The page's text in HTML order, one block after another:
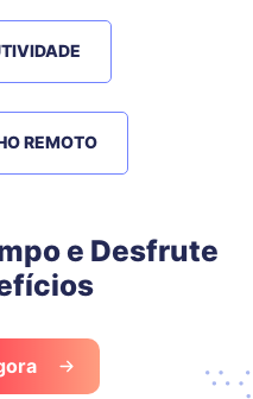
REMOTO
e Desfrute